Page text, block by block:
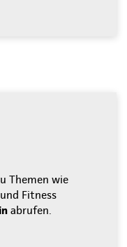
Themen wie
Fitness
abrufen.